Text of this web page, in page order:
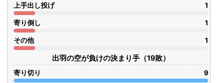
上手出し投げ 1
寄り倒し 1
その他 1
出羽の空が負けの決まり手（19敗）
寄り切り 9